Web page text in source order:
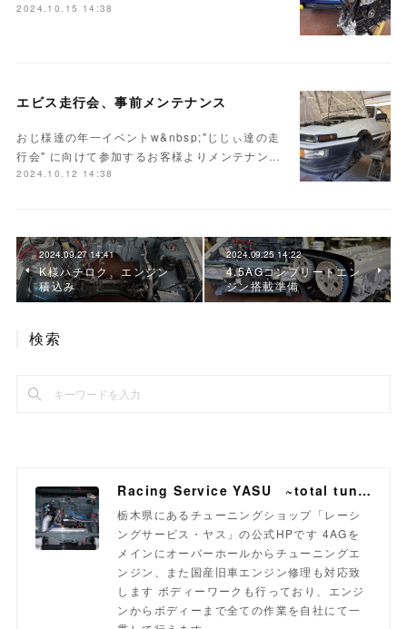
2024.10.15 14:38
エビス走行会、事前メンテナンス
おじ様達の年一イベントw&nbsp;"じじぃ達の走
行会" に向けて参加するお客様よりメンテナン…
2024.10.12 14:38
2024.09.27 14:41
K様ハチロク、エンジン
積込み
2024.09.25 14:22
4.5AGコンプリートエン
ジン搭載準備
検索
Racing Service YASU ~total tuning proshop~
栃木県にあるチューニングショップ「レーシ
ングサービス・ヤス」の公式HPです 4AGを
メインにオーバーホールからチューニングエ
ンジン、また国産旧車エンジン修理も対応致
します ボディーワークも行っており、エンジ
ンからボディーまで全ての作業を自社にて一